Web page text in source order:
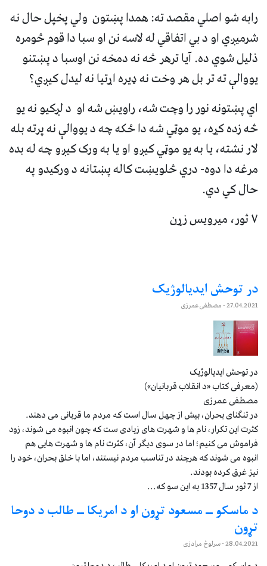
رابه شو اصلي مقصد ته: همدا پښتون ولي پخپل حال نه
شرمیږي او د بي اتفاقي له لاسه نن او سبا دا قوم څومره
ذلیل شوي ده. آيا ترهر څه نه دمخه نن اوسبا د پښتنو
یووالې ته تر بل هر وخت نه ‌‌‌‌‌‌ډيره اړتیا نه لیدل کیږي؟
اي پښتونه نور را وچت شه، راویښ شه او د لږکیو نه یو
څه زده کړه، یو موټي شه دا ځکه چه د یووالې نه پرته بله
لار نشته، یا به یو موټي کیږو او یا به ورک کیږو چه له بده
مرغه دا دوه- دري څلویښت کاله پښتانه د ورکیدو په
حال کي دي.
۷ ثور، میرویس زړن
در توحش ایدیالوژیک
27.04.2021- مصطفی عمرزی
در توحش ایدیالوژیک
(معرفی کتاب «د انقلاب قربانیان»)
مصطفی عمرزی
در تنگنای بحران، بیش از چهل سال است که مردم ما قربانی می دهند.
کثرت این تکرار، نام ها و شهرت های زیادی ست که چون انبوه می شوند، زود
فراموش می کنیم؛ اما در سوی دیگر آن، کثرت نام ها و شهرت هایی هم
انبوه می شوند که هرچند در تناسب مردم نیستند، اما با خلق بحران، خود را
نیز غرق کرده بودند.
از 7 ثور سال 1357 به این سو که...
د ماسکو ــ مسعود تړون او د امریکا ــ طالب د دوحا
تړون
28.04.2021- سرلوڅ مرادزی